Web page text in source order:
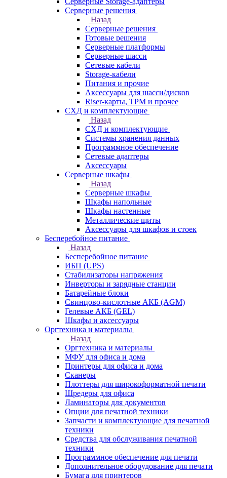
Серверные решения
Назад
Серверные решения
Готовые решения
Серверные платформы
Серверные шасси
Сетевые кабели
Storage-кабели
Питания и прочие
Аксессуары для шасси/дисков
Riser-карты, TPM и прочее
СХД и комплектующие
Назад
СХД и комплектующие
Системы хранения данных
Программное обеспечение
Сетевые адаптеры
Аксессуары
Серверные шкафы
Назад
Серверные шкафы
Шкафы напольные
Шкафы настенные
Металлические щиты
Аксессуары для шкафов и стоек
Бесперебойное питание
Назад
Бесперебойное питание
ИБП (UPS)
Стабилизаторы напряжения
Инверторы и зарядные станции
Батарейные блоки
Свинцово-кислотные АКБ (AGM)
Гелевые АКБ (GEL)
Шкафы и аксессуары
Оргтехника и материалы
Назад
Оргтехника и материалы
МФУ для офиса и дома
Принтеры для офиса и дома
Сканеры
Плоттеры для широкоформатной печати
Шредеры для офиса
Ламинаторы для документов
Опции для печатной техники
Запчасти и комплектующие для печатной
техники
Средства для обслуживания печатной
техники
Программное обеспечение для печати
Дополнительное оборудование для печати
Бумага для принтеров